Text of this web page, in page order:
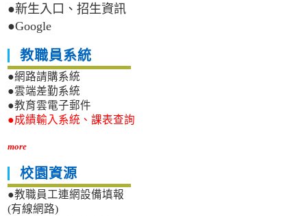
●新生入口、招生資訊
●Google
教職員系統
●網路請購系統
●雲端差勤系統
●教育雲電子郵件
●成績輸入系統、課表查詢
more
校園資源
●教職員工連網設備填報
(有線網路)